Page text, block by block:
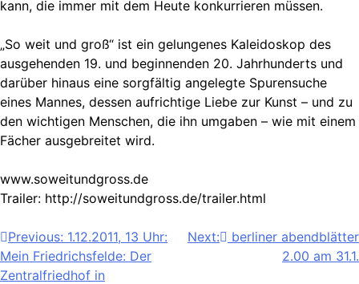
kann, die immer mit dem Heute konkurrieren müssen.
„So weit und groß“ ist ein gelungenes Kaleidoskop des
ausgehenden 19. und beginnenden 20. Jahrhunderts und
darüber hinaus eine sorgfältig angelegte Spurensuche
eines Mannes, dessen aufrichtige Liebe zur Kunst – und zu
den wichtigen Menschen, die ihn umgaben – wie mit einem
Fächer ausgebreitet wird.
www.soweitundgross.de
Trailer: http://soweitundgross.de/trailer.html
Beitragsnavigation
Previous: 1.12.2011, 13 Uhr:
Mein Friedrichsfelde: Der
Zentralfriedhof in
Next:
berliner abendblätter
2.00 am 31.1.